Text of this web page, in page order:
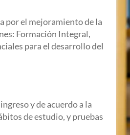
por el mejoramiento de la
Formación Integral,
para el desarrollo del
y de acuerdo a la
de estudio, y pruebas